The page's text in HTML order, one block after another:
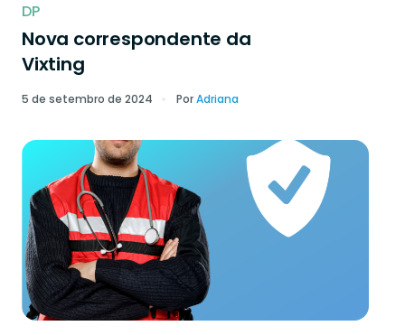
DP
Nova correspondente da
Vixting
5 de setembro de 2024 PorAdriana